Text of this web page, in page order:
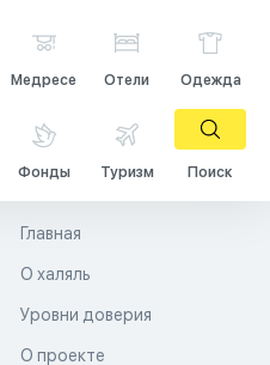
Медресе Отели Одежда
Фонды Туризм Поиск
Главная
О халяль
Уровни доверия
О проекте